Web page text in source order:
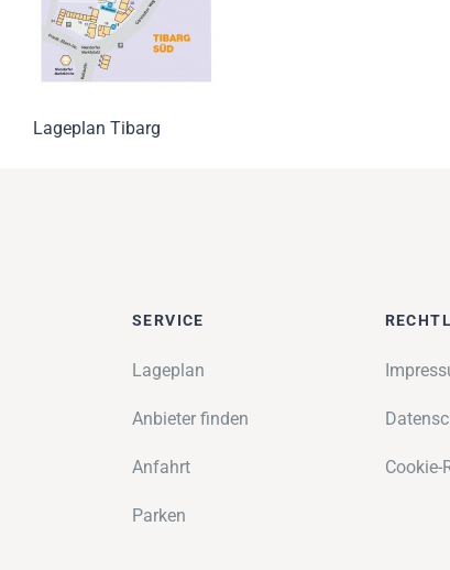
Lageplan Tibarg
SERVICE
Lageplan
Anbieter finden
Anfahrt
Parken
Cookie-